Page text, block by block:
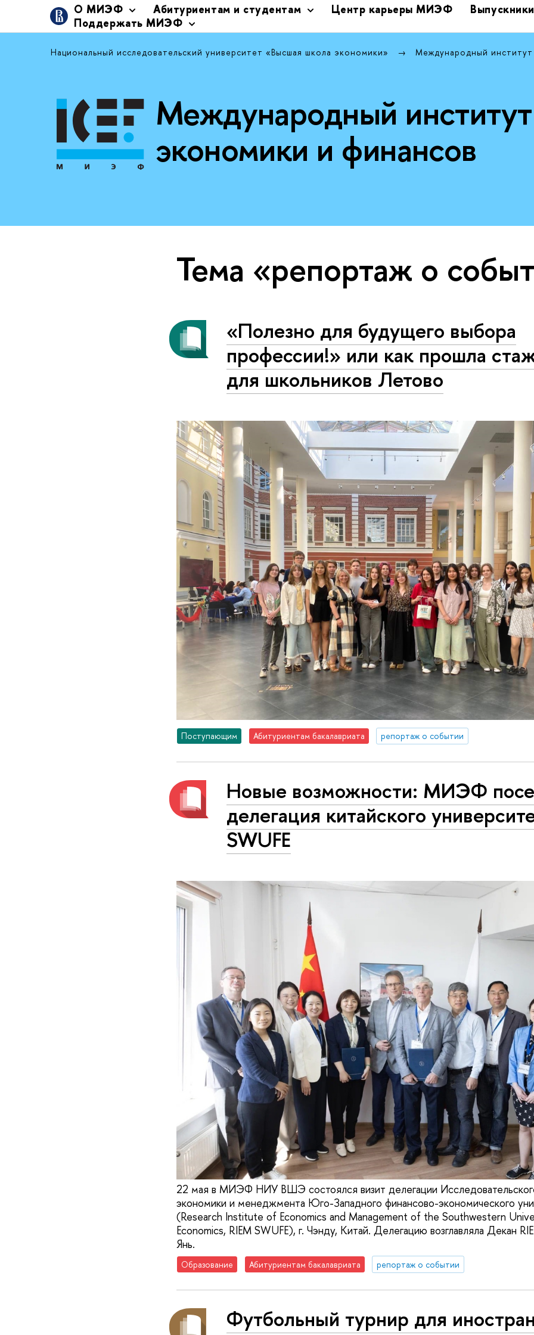
О МИЭФ Абитуриентам и студентам Центр карьеры МИЭФ
Выпускники
Поддержать МИЭФ
Национальный исследовательский университет «Высшая школа экономики» Международный
Международный институт
экономики и финансов
Тема «репортаж о
«Полезно для будущего выбора
профессии!» или как прошла
для школьников Летово
Поступающим Абитуриентам бакалавриата репортаж о событии
Новые возможности: МИЭФ
делегация китайского
SWUFE
22 мая в МИЭФ НИУ ВШЭ состоялся визит делегации
экономики и менеджмента Юго-Западного финансово-экономического
(Research Institute of Economics and Management of the Southwestern
Economics, RIEM SWUFE), г. Чэнду, Китай. Делегацию возглавляла Декан
Янь.
Образование Абитуриентам бакалавриата репортаж о событии
Футбольный турнир для